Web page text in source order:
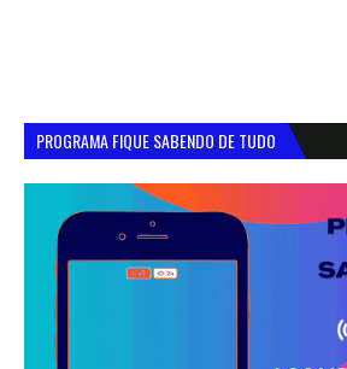
PROGRAMA FIQUE SABENDO DE TUDO